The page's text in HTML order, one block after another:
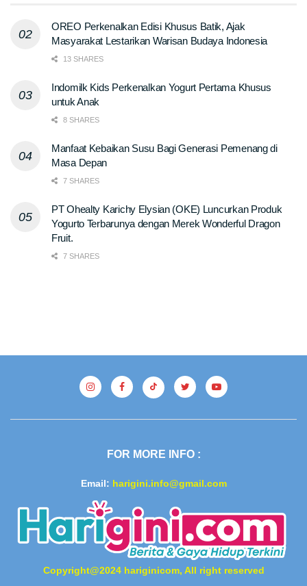
OREO Perkenalkan Edisi Khusus Batik, Ajak
Masyarakat Lestarikan Warisan Budaya Indonesia
13 SHARES
Indomilk Kids Perkenalkan Yogurt Pertama Khusus
untuk Anak
8 SHARES
Manfaat Kebaikan Susu Bagi Generasi Pemenang di
Masa Depan
7 SHARES
PT Ohealty Karichy Elysian (OKE) Luncurkan Produk
Yogurto Terbarunya dengan Merek Wonderful Dragon
Fruit.
7 SHARES
FOR MORE INFO :
Email: harigini.info@gmail.com
Copyright@2024 hariginicom, All right reserved